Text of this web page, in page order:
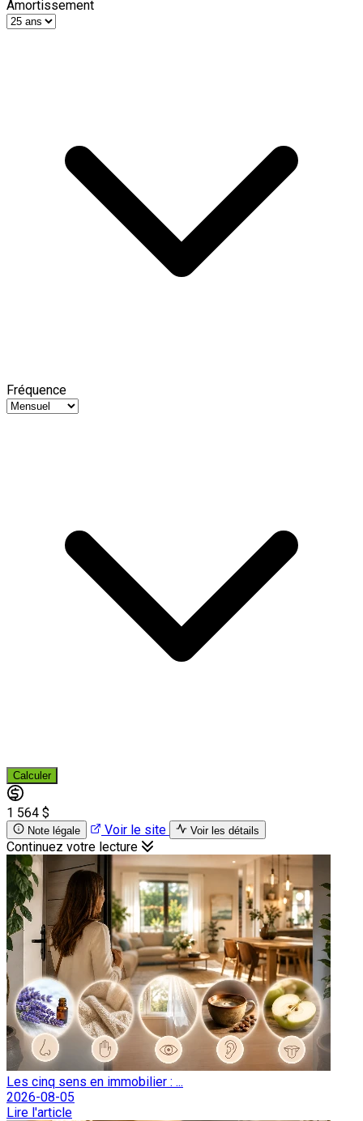
Amortissement
Fréquence
Calculer
1 564 $
Note légale Voir le site Voir les détails
Continuez votre lecture
Les cinq sens en immobilier : ...
2026-08-05
Lire l'article